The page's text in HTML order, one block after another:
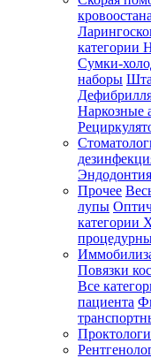
категории
Сумки-
наборы
Наркозные
Эндодонтия
Прочее
лупы
категории
Повязки
Все
пациента